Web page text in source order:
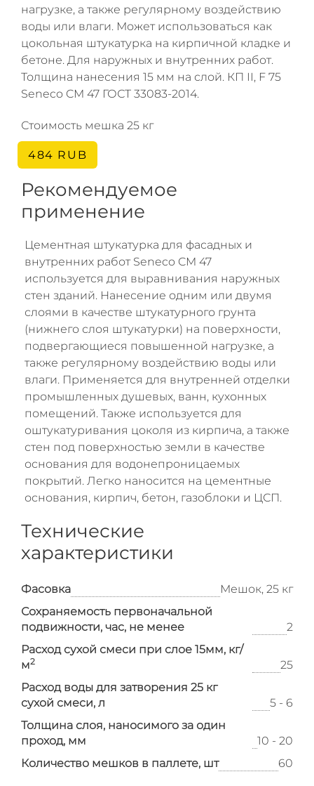
нагрузке, а также регулярному воздействию
воды или влаги. Может использоваться как
цокольная штукатурка на кирпичной кладке и
бетоне. Для наружных и внутренних работ.
Толщина нанесения 15 мм на слой. КП II, F 75
Seneco CM 47 ГОСТ 33083-2014.
Стоимость мешка 25 кг
484 RUB
Рекомендуемое
применение
Цементная штукатурка для фасадных и
внутренних работ Seneco CM 47
используется для выравнивания наружных
стен зданий. Нанесение одним или двумя
слоями в качестве штукатурного грунта
(нижнего слоя штукатурки) на поверхности,
подвергающиеся повышенной нагрузке, а
также регулярному воздействию воды или
влаги. Применяется для внутренней отделки
промышленных душевых, ванн, кухонных
помещений. Также используется для
оштукатуривания цоколя из кирпича, а также
стен под поверхностью земли в качестве
основания для водонепроницаемых
покрытий. Легко наносится на цементные
основания, кирпич, бетон, газоблоки и ЦСП.
Технические
характеристики
Фасовка
Мешок, 25 кг
Сохраняемость первоначальной
подвижности, час, не менее
2
Расход сухой смеси при слое 15мм, кг/
м2
25
Расход воды для затворения 25 кг
сухой смеси, л
5 - 6
Толщина слоя, наносимого за один
проход, мм
10 - 20
Количество мешков в паллете, шт
60